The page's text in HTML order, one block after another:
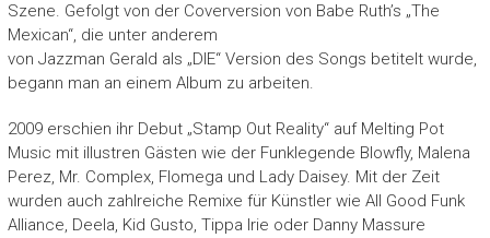
Szene. Gefolgt von der Coverversion von Babe Ruth’s „The
Mexican“, die unter anderem
von Jazzman Gerald als „DIE“ Version des Songs betitelt wurde,
begann man an einem Album zu arbeiten.
2009 erschien ihr Debut „Stamp Out Reality“ auf Melting Pot
Music mit illustren Gästen wie der Funklegende Blowfly, Malena
Perez, Mr. Complex, Flomega und Lady Daisey. Mit der Zeit
wurden auch zahlreiche Remixe für Künstler wie All Good Funk
Alliance, Deela, Kid Gusto, Tippa Irie oder Danny Massure